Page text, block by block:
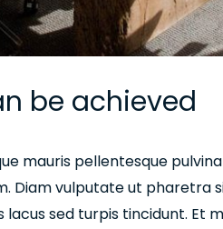
be achieved
mauris pellentesque
Diam vulputate ut pharetra
sed turpis tincidunt. Et